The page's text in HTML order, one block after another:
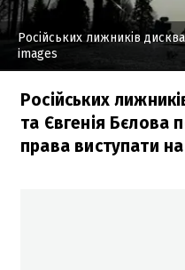
Російських лижників
images
Російських
та Євгенія Бєлова
права виступати на